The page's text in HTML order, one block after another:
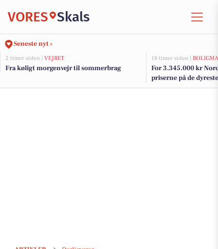
VORES Skals
Seneste nyt ›
2 timer siden | VEJRET
Fra køligt morgenvejr til sommerbrag
18 timer siden |
For 3.345.000 kr
priserne på de